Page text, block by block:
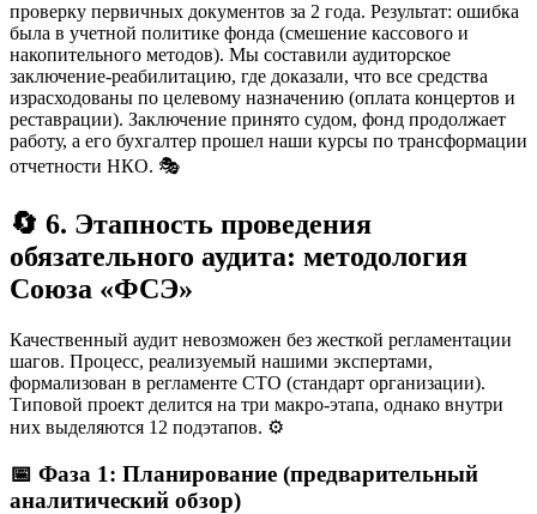
проверку первичных документов за 2 года. Результат: ошибка
была в учетной политике фонда (смешение кассового и
накопительного методов). Мы составили аудиторское
заключение-реабилитацию, где доказали, что все средства
израсходованы по целевому назначению (оплата концертов и
реставрации). Заключение принято судом, фонд продолжает
работу, а его бухгалтер прошел наши курсы по трансформации
отчетности НКО. 🎭
🔄 6. Этапность проведения
обязательного аудита: методология
Союза «ФСЭ»
Качественный аудит невозможен без жесткой регламентации
шагов. Процесс, реализуемый нашими экспертами,
формализован в регламенте СТО (стандарт организации).
Типовой проект делится на три макро-этапа, однако внутри
них выделяются 12 подэтапов. ⚙️
📅 Фаза 1: Планирование (предварительный
аналитический обзор)